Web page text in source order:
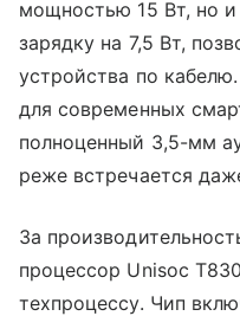
мощностью 15 Вт, но
зарядку на 7,5 Вт,
устройства по
для современных
полноценный 3,5-мм
реже встречается
За
процессор Unisoc
техпроцессу. Чип